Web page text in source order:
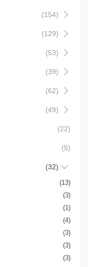
(154)
(129)
(53)
(39)
(62)
(49)
(22)
(5)
(32)
(13)
(3)
(1)
(4)
(3)
(3)
(3)